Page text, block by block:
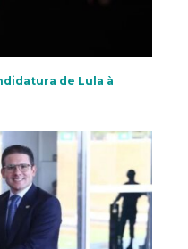
de Lula à